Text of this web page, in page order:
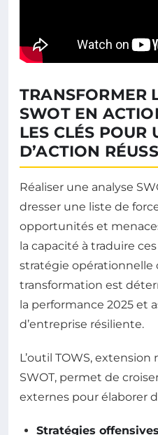
TRANSFORMER
SWOT EN
LES CLÉS POUR
D’ACTION
Réaliser une analyse
dresser une liste de
opportunités et
la capacité à traduire
stratégie opérationnelle
transformation est
la performance 2025 et
d’entreprise résiliente.
L’outil TOWS,
SWOT, permet de
externes pour élaborer
Stratégies offensives